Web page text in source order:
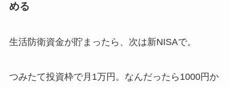
める
生活防衛資金が貯まったら、次は新NISAで。
つみたて投資枠で月1万円。なんだったら1000円か